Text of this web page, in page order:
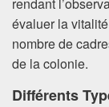
rendant
évaluer la
nombre de
de la colonie.
Différents